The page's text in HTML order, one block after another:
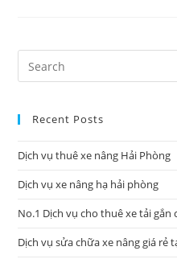
Recent Posts
Dịch vụ thuê xe nâng Hải Phòng
Dịch vụ xe nâng hạ hải phòng
No.1 Dịch vụ cho thuê xe tải
Dịch vụ sửa chữa xe nâng giá rẻ